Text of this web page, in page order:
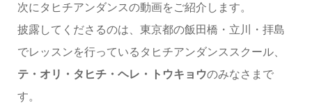
次にタヒチアンダンスの動画をご紹介します。
披露してくださるのは、東京都の飯田橋・立川・拝島
でレッスンを行っているタヒチアンダンススクール、
テ・オリ・タヒチ・ヘレ・トウキョウのみなさまで
す。